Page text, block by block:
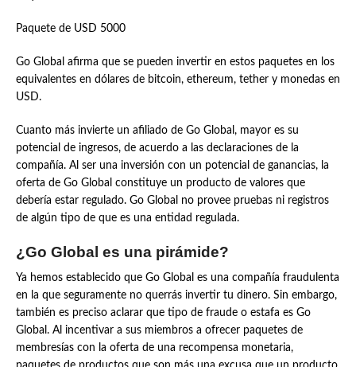
Paquete de USD 5000
Go Global afirma que se pueden invertir en estos paquetes en los
equivalentes en dólares de bitcoin, ethereum, tether y monedas en
USD.
Cuanto más invierte un afiliado de Go Global, mayor es su
potencial de ingresos, de acuerdo a las declaraciones de la
compañía. Al ser una inversión con un potencial de ganancias, la
oferta de Go Global constituye un producto de valores que
debería estar regulado. Go Global no provee pruebas ni registros
de algún tipo de que es una entidad regulada.
¿Go Global es una pirámide?
Ya hemos establecido que Go Global es una compañía fraudulenta
en la que seguramente no querrás invertir tu dinero. Sin embargo,
también es preciso aclarar que tipo de fraude o estafa es Go
Global. Al incentivar a sus miembros a ofrecer paquetes de
membresías con la oferta de una recompensa monetaria,